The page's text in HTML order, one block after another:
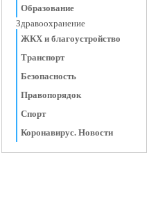
Образование
Здравоохранение
ЖКХ и благоустройство
Транспорт
Безопасность
Правопорядок
Спорт
Коронавирус. Новости